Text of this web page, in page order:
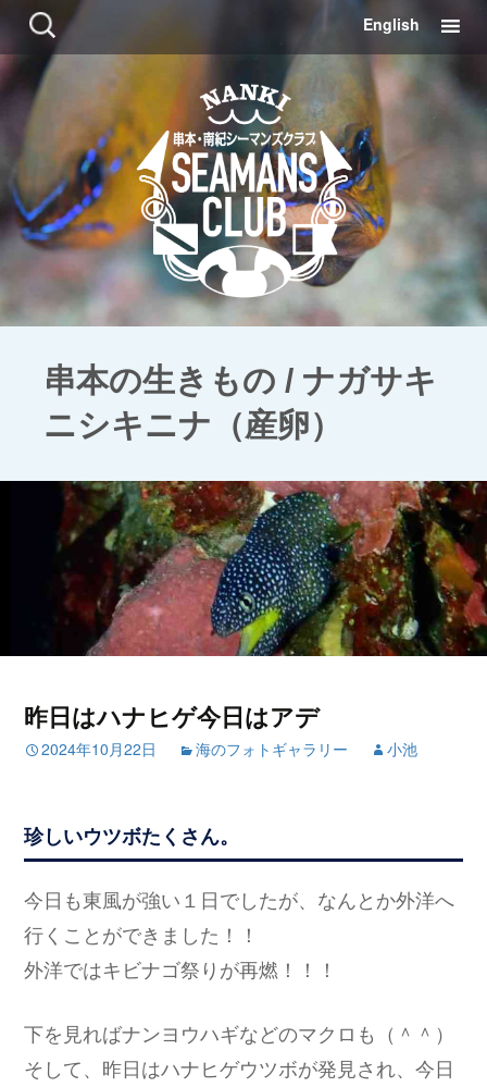
検
索:
コ
ン
ツ
に
English
串本の生きもの / ナガサキ
ニシキニナ（産卵）
昨日はハナヒゲ今日はアデ
2024年10月22日 海のフォトギャラリー 小池
珍しいウツボたくさん。
今日も東風が強い１日でしたが、なんとか外洋へ
行くことができました！！
外洋ではキビナゴ祭りが再燃！！！
下を見ればナンヨウハギなどのマクロも（＾＾）
そして、昨日はハナヒゲウツボが発見され、今日